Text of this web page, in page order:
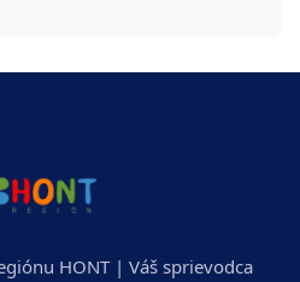
HONT | Váš sprievodca